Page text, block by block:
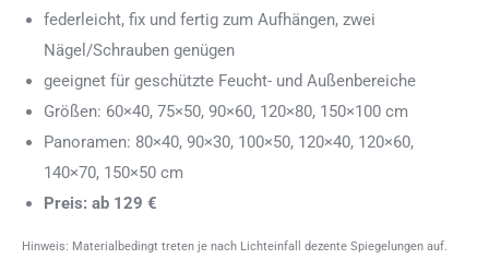
federleicht, fix und fertig zum Aufhängen, zwei
Nägel/Schrauben genügen
geeignet für geschützte Feucht- und Außenbereiche
Größen: 60×40, 75×50, 90×60, 120×80, 150×100 cm
Panoramen: 80×40, 90×30, 100×50, 120×40, 120×60,
140×70, 150×50 cm
Preis: ab 129 €
Hinweis: Materialbedingt treten je nach Lichteinfall dezente Spiegelungen auf.